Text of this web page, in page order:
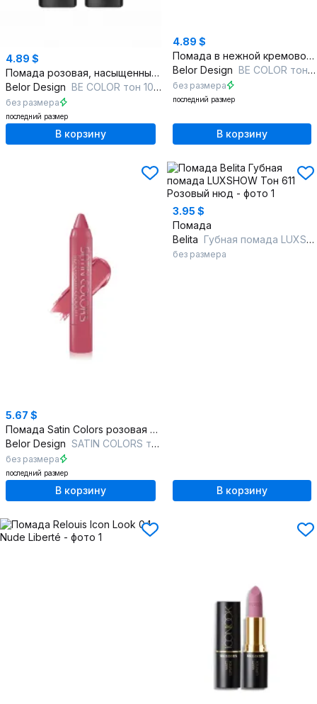
4.89 $
Помада розовая, насыщенный цвет, глянцевое покрытие
Belor Design BE COLOR тон 105 карамельно-персиковый
без размера
последний размер
В корзину
4.89 $
Помада в нежной кремовой текстуре с глянцевым блеском
Belor Design BE COLOR тон 109 розовый амаранте
без размера
последний размер
В корзину
5.67 $
Помада Satin Colors розовая с насыщенным пигментом
Belor Design SATIN COLORS тон 3 коралловый
без размера
последний размер
В корзину
3.95 $
Помада
Belita Губная помада LUXSHOW Тон 611 Розовый нюд
без размера
В корзину